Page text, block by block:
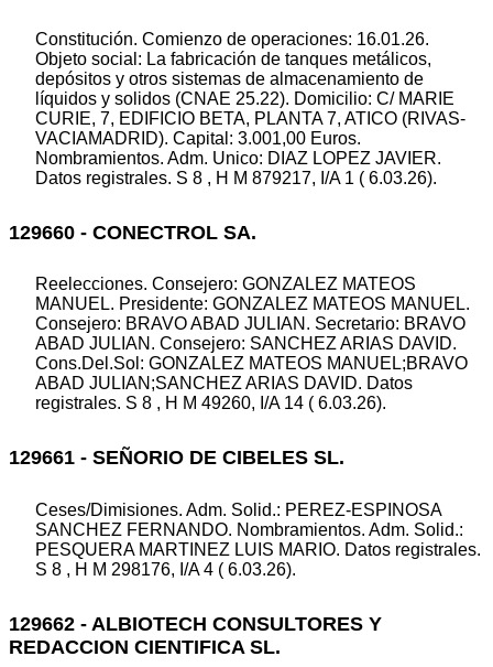
Constitución. Comienzo de operaciones: 16.01.26.
Objeto social: La fabricación de tanques metálicos,
depósitos y otros sistemas de almacenamiento de
líquidos y solidos (CNAE 25.22). Domicilio: C/ MARIE
CURIE, 7, EDIFICIO BETA, PLANTA 7, ATICO (RIVAS-
VACIAMADRID). Capital: 3.001,00 Euros.
Nombramientos. Adm. Unico: DIAZ LOPEZ JAVIER.
Datos registrales. S 8 , H M 879217, I/A 1 ( 6.03.26).
129660 - CONECTROL SA.
Reelecciones. Consejero: GONZALEZ MATEOS
MANUEL. Presidente: GONZALEZ MATEOS MANUEL.
Consejero: BRAVO ABAD JULIAN. Secretario: BRAVO
ABAD JULIAN. Consejero: SANCHEZ ARIAS DAVID.
Cons.Del.Sol: GONZALEZ MATEOS MANUEL;BRAVO
ABAD JULIAN;SANCHEZ ARIAS DAVID. Datos
registrales. S 8 , H M 49260, I/A 14 ( 6.03.26).
129661 - SEÑORIO DE CIBELES SL.
Ceses/Dimisiones. Adm. Solid.: PEREZ-ESPINOSA
SANCHEZ FERNANDO. Nombramientos. Adm. Solid.:
PESQUERA MARTINEZ LUIS MARIO. Datos registrales.
S 8 , H M 298176, I/A 4 ( 6.03.26).
129662 - ALBIOTECH CONSULTORES Y
REDACCION CIENTIFICA SL.